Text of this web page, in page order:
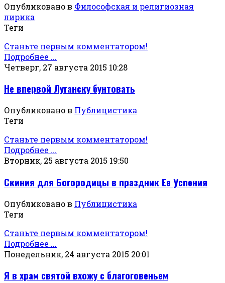
Опубликовано в Философская и религиозная
лирика
Теги
Станьте первым комментатором!
Подробнее ...
Четверг, 27 августа 2015 10:28
Не впервой Луганску бунтовать
Опубликовано в Публицистика
Теги
Станьте первым комментатором!
Подробнее ...
Вторник, 25 августа 2015 19:50
Скиния для Богородицы в праздник Ее Успения
Опубликовано в Публицистика
Теги
Станьте первым комментатором!
Подробнее ...
Понедельник, 24 августа 2015 20:01
Я в храм святой вхожу с благоговеньем